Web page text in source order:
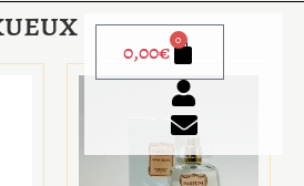
0,00€ 0